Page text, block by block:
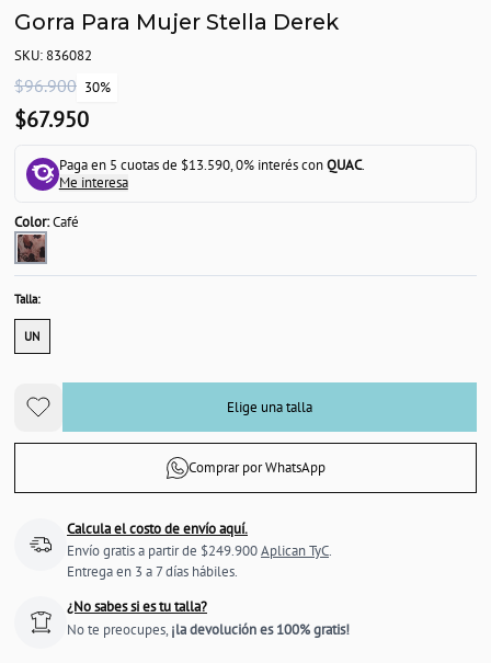
Gorra Para Mujer Stella Derek
SKU: 836082
$96.900 30%
$67.950
Paga en 5 cuotas de $13.590, 0% interés conQUAC.
Me interesa
Color:Café
Talla:
UN
Elige una talla
Comprar por WhatsApp
Calcula el costo de envío aquí.
Envío gratis a partir de $249.900Aplican TyC.
Entrega en 3 a 7 días hábiles.
¿No sabes si es tu talla?
No te preocupes, ¡la devolución es 100% gratis!